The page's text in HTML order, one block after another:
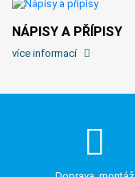
NÁPISY A PŘÍPISY
více informací